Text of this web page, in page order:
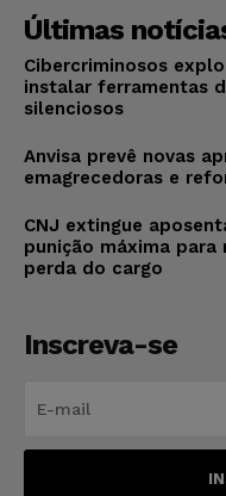
Últimas
Cibercriminosos
instalar ferramentas
silenciosos
Anvisa prevê novas
emagrecedoras e
CNJ extingue
punição máxima
perda do cargo
Inscreva-se